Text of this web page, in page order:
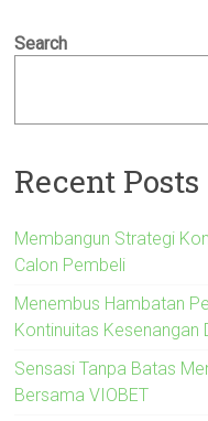
Search
Recent Posts
Membangun Strategi
Calon Pembeli
Menembus Hambatan
Kontinuitas Kesenangan
Sensasi Tanpa Batas
Bersama VIOBET